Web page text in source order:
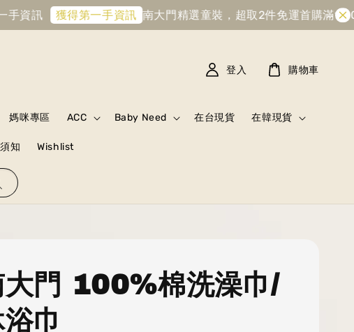
獲得第一手資訊 南大門精選童裝，超取2件免運首購滿1,000元
媽咪專區 ACC Baby Need 在台現貨 在韓現貨
知 Wishlist
登入 購物車
大門 100%棉洗澡巾/
巾